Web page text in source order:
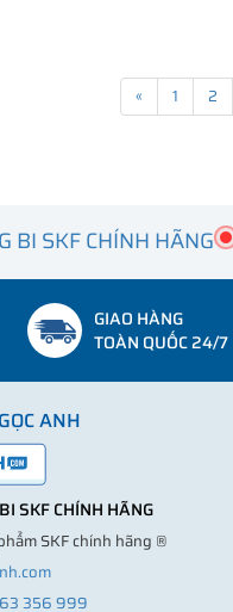
« 1 2
BI SKF CHÍNH HÃNG
GIAO HÀNG
TOÀN QUỐC 24/7
ANH
SKF CHÍNH HÃNG
SKF chính hãng ®
356 999